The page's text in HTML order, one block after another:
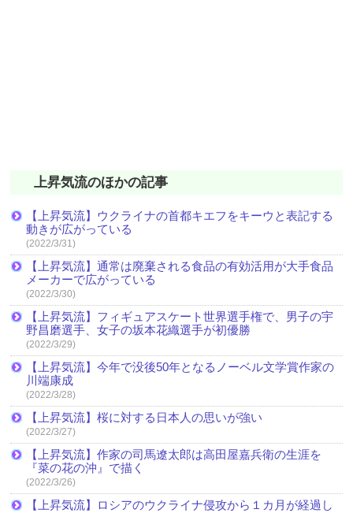
上昇気流のほかの記事
【上昇気流】ウクライナの首都キエフをキーウと表記する
動きが広がっている
(2022/3/31)
【上昇気流】通常は廃棄される食品の有効活用が大手食品
メーカーで広がっている
(2022/3/30)
【上昇気流】フィギュアスケート世界選手権で、男子の宇
野昌磨選手、女子の坂本花織選手が初優勝
(2022/3/29)
【上昇気流】今年で没後50年となるノーベル文学賞作家の
川端康成
(2022/3/28)
【上昇気流】桜に対する日本人の思いが強い
(2022/3/27)
【上昇気流】作家の司馬遼太郎は高田屋嘉兵衛の生涯を
『菜の花の沖』で描く
(2022/3/26)
【上昇気流】ロシアのウクライナ侵攻から１カ月が経過し